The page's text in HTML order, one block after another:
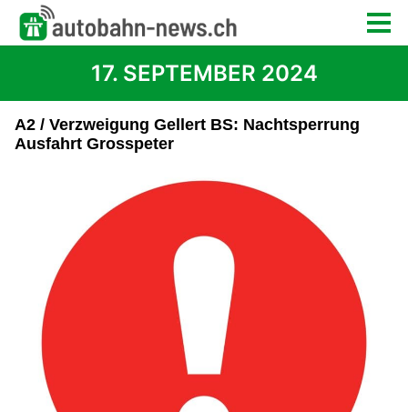
17. SEPTEMBER 2024
A2 / Verzweigung Gellert BS: Nachtsperrung
Ausfahrt Grosspeter